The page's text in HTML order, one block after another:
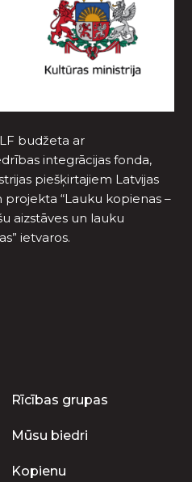
budžeta ar
integrācijas fonda,
piešķirtajiem Latvijas
“Lauku kopienas –
aizstāves un lauku
ietvaros.
Rīcības grupas
Mūsu biedri
Kopienu